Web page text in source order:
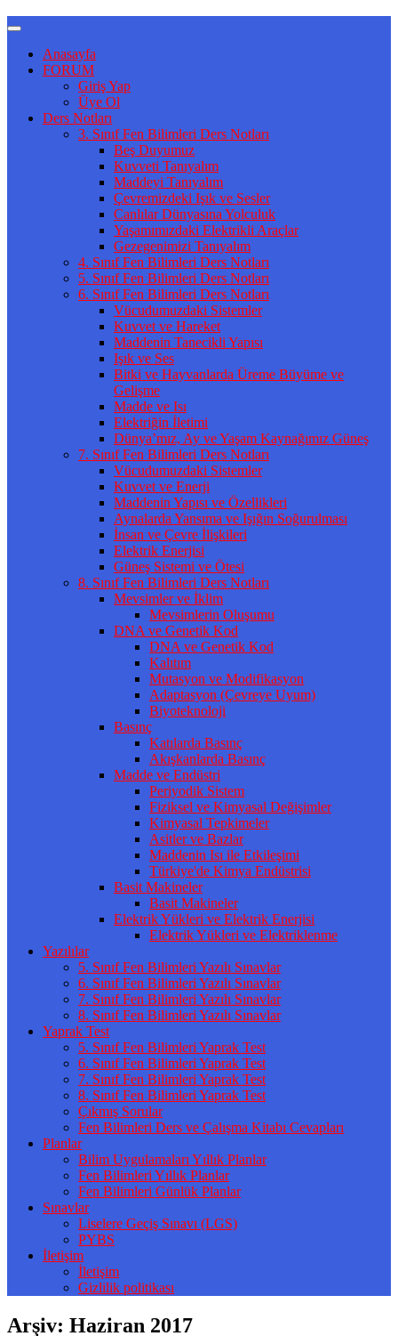
Anasayfa
FORUM
Giriş Yap
Üye Ol
Ders Notları
3. Sınıf Fen Bilimleri Ders Notları
Beş Duyumuz
Kuvveti Tanıyalım
Maddeyi Tanıyalım
Çevremizdeki Işık ve Sesler
Canlılar Dünyasına Yolculuk
Yaşamımızdaki Elektrikli Araçlar
Gezegenimizi Tanıyalım
4. Sınıf Fen Bilimleri Ders Notları
5. Sınıf Fen Bilimleri Ders Notları
6. Sınıf Fen Bilimleri Ders Notları
Vücudumuzdaki Sistemler
Kuvvet ve Hareket
Maddenin Tanecikli Yapısı
Işık ve Ses
Bitki ve Hayvanlarda Üreme Büyüme ve
Gelişme
Madde ve Isı
Elektriğin İletimi
Dünya’mız, Ay ve Yaşam Kaynağımız Güneş
7. Sınıf Fen Bilimleri Ders Notları
Vücudumuzdaki Sistemler
Kuvvet ve Enerji
Maddenin Yapısı ve Özellikleri
Aynalarda Yansıma ve Işığın Soğurulması
İnsan ve Çevre İlişkileri
Elektrik Enerjisi
Güneş Sistemi ve Ötesi
8. Sınıf Fen Bilimleri Ders Notları
Mevsimler ve İklim
Mevsimlerin Oluşumu
DNA ve Genetik Kod
DNA ve Genetik Kod
Kalıtım
Mutasyon ve Modifikasyon
Adaptasyon (Çevreye Uyum)
Biyoteknoloji
Basınç
Katılarda Basınç
Akışkanlarda Basınç
Madde ve Endüstri
Periyodik Sistem
Fiziksel ve Kimyasal Değişimler
Kimyasal Tepkimeler
Asitler ve Bazlar
Maddenin Isı ile Etkileşimi
Türkiye'de Kimya Endüstrisi
Basit Makineler
Basit Makineler
Elektrik Yükleri ve Elektrik Enerjisi
Elektrik Yükleri ve Elektriklenme
Yazılılar
5. Sınıf Fen Bilimleri Yazılı Sınavlar
6. Sınıf Fen Bilimleri Yazılı Sınavlar
7. Sınıf Fen Bilimleri Yazılı Sınavlar
8. Sınıf Fen Bilimleri Yazılı Sınavlar
Yaprak Test
5. Sınıf Fen Bilimleri Yaprak Test
6. Sınıf Fen Bilimleri Yaprak Test
7. Sınıf Fen Bilimleri Yaprak Test
8. Sınıf Fen Bilimleri Yaprak Test
Çıkmış Sorular
Fen Bilimleri Ders ve Çalışma Kitabı Cevapları
Planlar
Bilim Uygulamaları Yıllık Planlar
Fen Bilimleri Yıllık Planlar
Fen Bilimleri Günlük Planlar
Sınavlar
Liselere Geçiş Sınavı (LGS)
PYBS
İletişim
İletişim
Gizlilik politikası
Arşiv: Haziran 2017